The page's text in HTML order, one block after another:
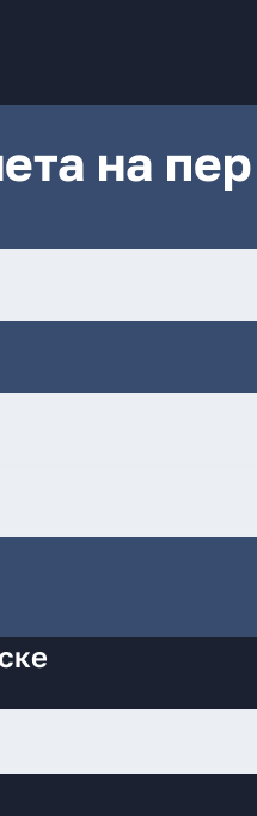
на пер